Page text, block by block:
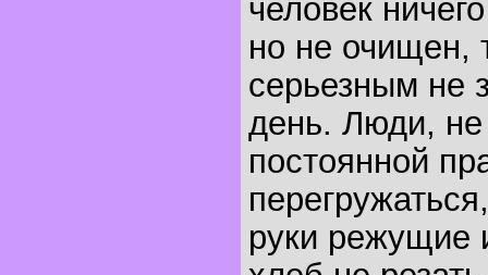
человек
но не очищен,
серьезным не
день. Люди,
постоянной
руки режущие